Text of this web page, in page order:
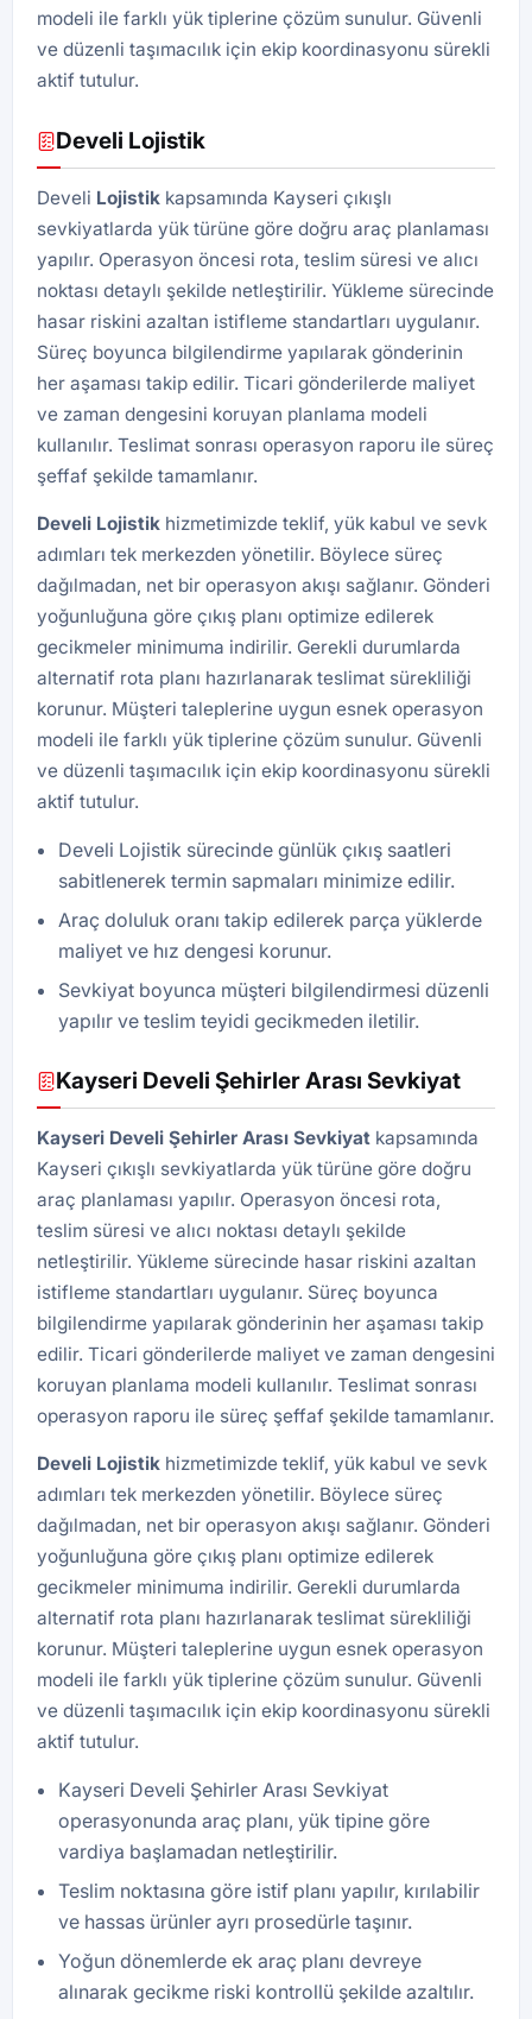
modeli ile farklı yük tiplerine çözüm sunulur. Güvenli
ve düzenli taşımacılık için ekip koordinasyonu sürekli
aktif tutulur.
Develi Lojistik
Develi Lojistik kapsamında Kayseri çıkışlı
sevkiyatlarda yük türüne göre doğru araç planlaması
yapılır. Operasyon öncesi rota, teslim süresi ve alıcı
noktası detaylı şekilde netleştirilir. Yükleme sürecinde
hasar riskini azaltan istifleme standartları uygulanır.
Süreç boyunca bilgilendirme yapılarak gönderinin
her aşaması takip edilir. Ticari gönderilerde maliyet
ve zaman dengesini koruyan planlama modeli
kullanılır. Teslimat sonrası operasyon raporu ile süreç
şeffaf şekilde tamamlanır.
Develi Lojistik hizmetimizde teklif, yük kabul ve sevk
adımları tek merkezden yönetilir. Böylece süreç
dağılmadan, net bir operasyon akışı sağlanır. Gönderi
yoğunluğuna göre çıkış planı optimize edilerek
gecikmeler minimuma indirilir. Gerekli durumlarda
alternatif rota planı hazırlanarak teslimat sürekliliği
korunur. Müşteri taleplerine uygun esnek operasyon
modeli ile farklı yük tiplerine çözüm sunulur. Güvenli
ve düzenli taşımacılık için ekip koordinasyonu sürekli
aktif tutulur.
Develi Lojistik sürecinde günlük çıkış saatleri
sabitlenerek termin sapmaları minimize edilir.
Araç doluluk oranı takip edilerek parça yüklerde
maliyet ve hız dengesi korunur.
Sevkiyat boyunca müşteri bilgilendirmesi düzenli
yapılır ve teslim teyidi gecikmeden iletilir.
Kayseri Develi Şehirler Arası Sevkiyat
Kayseri Develi Şehirler Arası Sevkiyat kapsamında
Kayseri çıkışlı sevkiyatlarda yük türüne göre doğru
araç planlaması yapılır. Operasyon öncesi rota,
teslim süresi ve alıcı noktası detaylı şekilde
netleştirilir. Yükleme sürecinde hasar riskini azaltan
istifleme standartları uygulanır. Süreç boyunca
bilgilendirme yapılarak gönderinin her aşaması takip
edilir. Ticari gönderilerde maliyet ve zaman dengesini
koruyan planlama modeli kullanılır. Teslimat sonrası
operasyon raporu ile süreç şeffaf şekilde tamamlanır.
Develi Lojistik hizmetimizde teklif, yük kabul ve sevk
adımları tek merkezden yönetilir. Böylece süreç
dağılmadan, net bir operasyon akışı sağlanır. Gönderi
yoğunluğuna göre çıkış planı optimize edilerek
gecikmeler minimuma indirilir. Gerekli durumlarda
alternatif rota planı hazırlanarak teslimat sürekliliği
korunur. Müşteri taleplerine uygun esnek operasyon
modeli ile farklı yük tiplerine çözüm sunulur. Güvenli
ve düzenli taşımacılık için ekip koordinasyonu sürekli
aktif tutulur.
Kayseri Develi Şehirler Arası Sevkiyat
operasyonunda araç planı, yük tipine göre
vardiya başlamadan netleştirilir.
Teslim noktasına göre istif planı yapılır, kırılabilir
ve hassas ürünler ayrı prosedürle taşınır.
Yoğun dönemlerde ek araç planı devreye
alınarak gecikme riski kontrollü şekilde azaltılır.